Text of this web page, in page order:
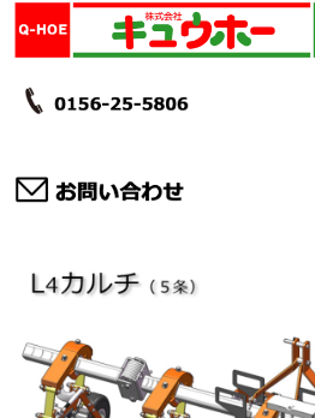
カタログ・冊子
説明書
製品一覧